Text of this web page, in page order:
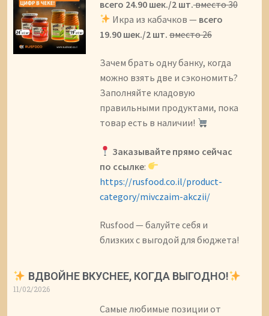
всего 24.90 шек./2 шт.вместо 30
Икра из кабачков — всего
19.90 шек./2 шт.вместо 26
Зачем брать одну банку, когда
можно взять две и сэкономить?
Заполняйте кладовую
правильными продуктами, пока
товар есть в наличии!
Заказывайте прямо сейчас
по ссылке:
https://rusfood.co.il/product-
category/mivczaim-akczii/
Rusfood — балуйте себя и
близких с выгодой для бюджета!
ВДВОЙНЕ ВКУСНЕЕ, КОГДА ВЫГОДНО!
11/02/2026
Самые любимые позиции от